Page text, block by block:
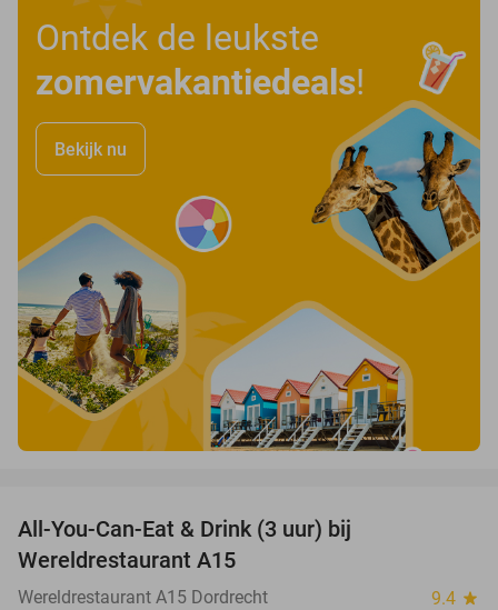
Ontdek de leukste
zomervakantiedeals!
Bekijk nu
All-You-Can-Eat & Drink (3 uur) bij
Wereldrestaurant A15
Wereldrestaurant A15 Dordrecht 9.4 star